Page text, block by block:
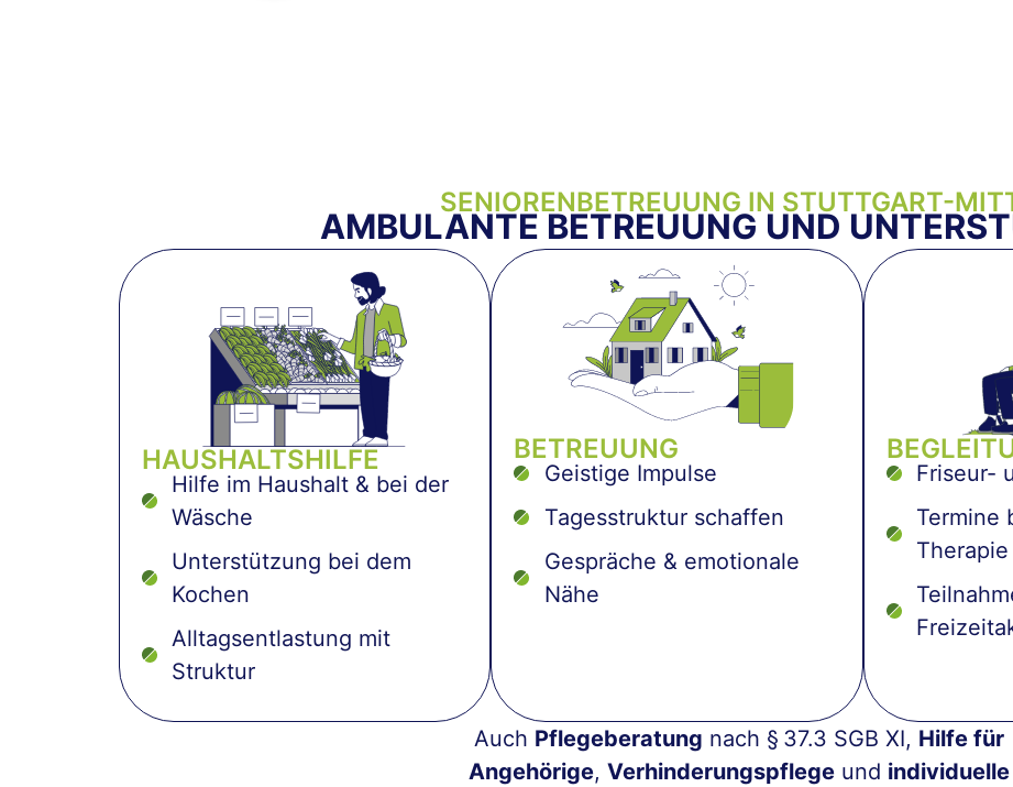
SENIORENBETREUUNG IN STUTTGART-
AMBULANTE BETREUUNG UND
HAUSHALTSHILFE
Hilfe im Haushalt & bei der
Wäsche
Unterstützung bei dem
Kochen
Alltagsentlastung mit
Struktur
BETREUUNG
Geistige Impulse
Tagesstruktur schaffen
Gespräche & emotionale
Nähe
Friseur-
Termine
Therapie
Auch Pflegeberatung nach § 37.3 SGB XI, Hilfe für
Angehörige, Verhinderungspflege und individuelle